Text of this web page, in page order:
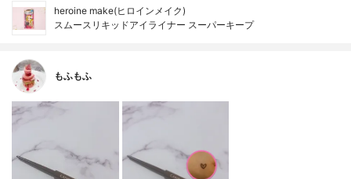
heroine make(ヒロインメイク)
スムースリキッドアイライナー スーパーキープ
もふもふ